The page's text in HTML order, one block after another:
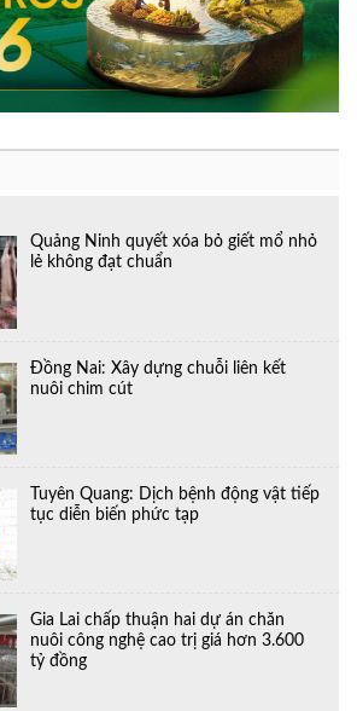
Quảng Ninh quyết xóa bỏ giết mổ nhỏ
lẻ không đạt chuẩn
Đồng Nai: Xây dựng chuỗi liên kết
nuôi chim cút
Tuyên Quang: Dịch bệnh động vật tiếp
tục diễn biến phức tạp
Gia Lai chấp thuận hai dự án chăn
nuôi công nghệ cao trị giá hơn 3.600
tỷ đồng